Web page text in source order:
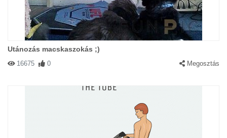
Utánozás macskaszokás ;)
16675 0 Megosztás